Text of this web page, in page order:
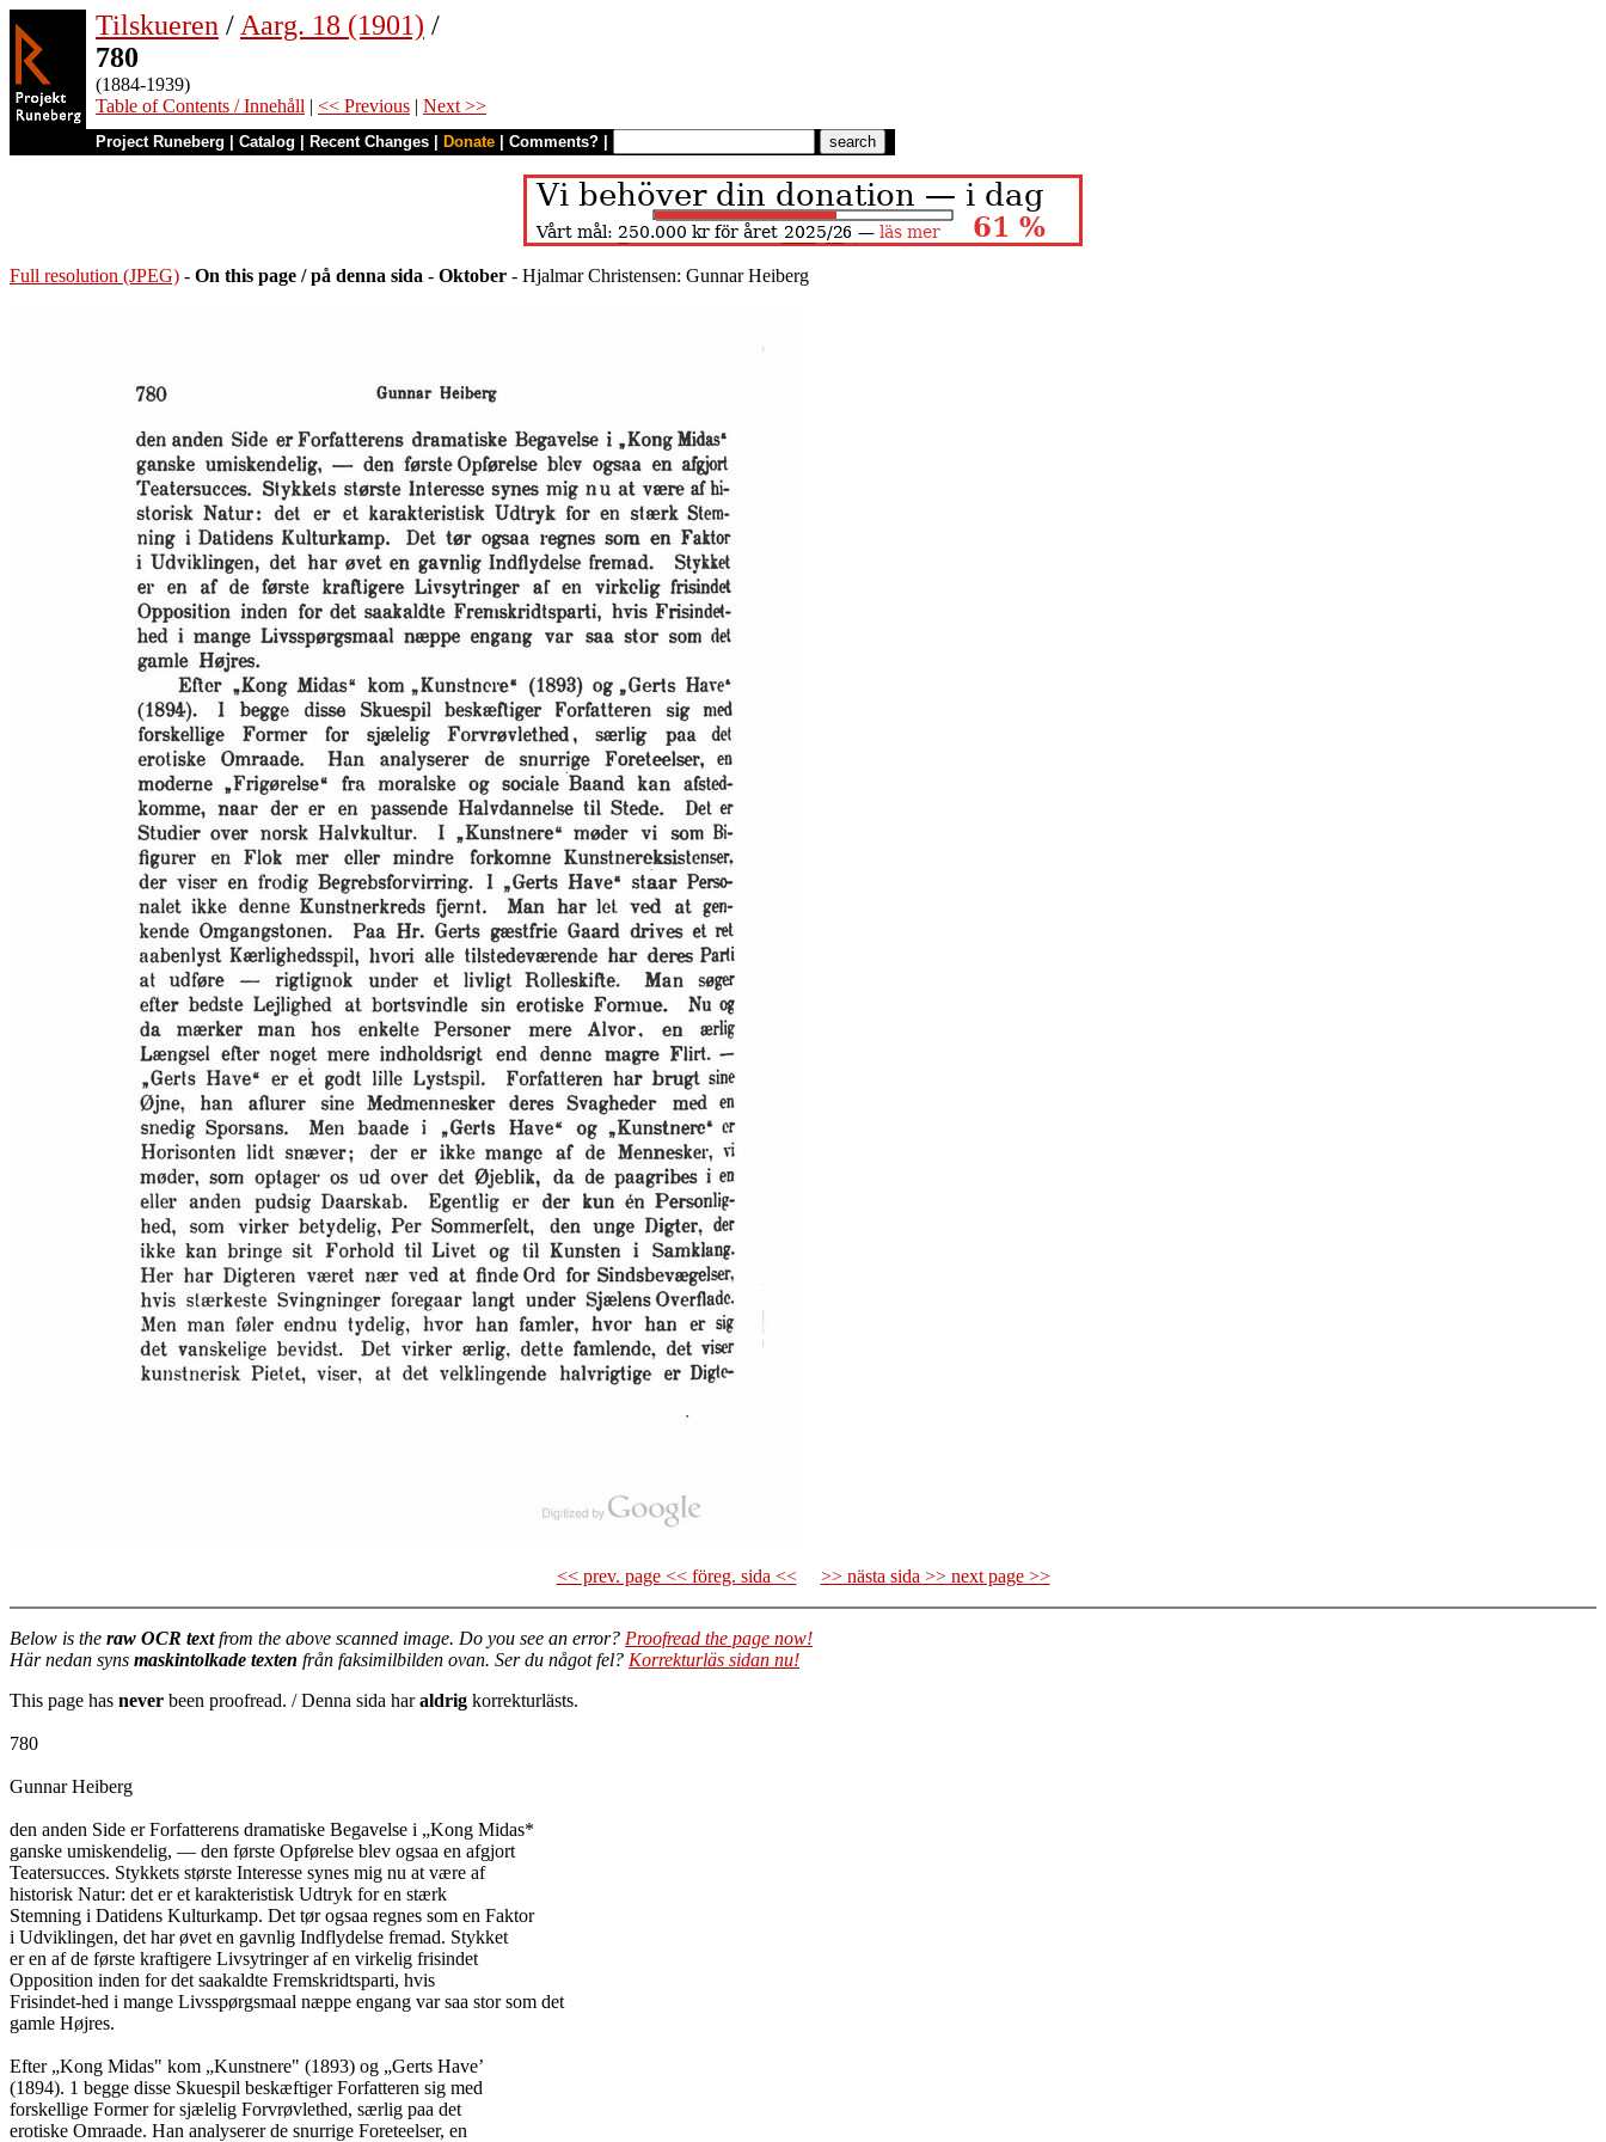
Tilskueren / Aarg. 18 (1901) /
780
(1884-1939)
Table of Contents / Innehåll | << Previous | Next >>
Project Runeberg Catalog Recent Changes Donate Comments?
Full resolution (JPEG) - On this page / på denna sida - Oktober - Hjalmar Christensen: Gunnar Heiberg
<< prev. page << föreg. sida << >> nästa sida >> next page >>
Below is the raw OCR textfrom the above scanned image. Do you see an error? Proofread the page now!
Här nedan syns maskintolkade texten från faksimilbilden ovan. Ser du något fel? Korrekturläs sidan nu!
This page has never been proofread. / Denna sida haraldrig korrekturlästs.
780
Gunnar Heiberg
den anden Side er Forfatterens dramatiske Begavelse i „Kong Midas*
ganske umiskendelig, — den første Opførelse blev ogsaa en afgjort
Teatersucces. Stykkets største Interesse synes mig nu at være af
historisk Natur: det er et karakteristisk Udtryk for en stærk
Stemning i Datidens Kulturkamp. Det tør ogsaa regnes som en Faktor
i Udviklingen, det har øvet en gavnlig Indflydelse fremad. Stykket
er en af de første kraftigere Livsytringer af en virkelig frisindet
Opposition inden for det saakaldte Fremskridtsparti, hvis
Frisindet-hed i mange Livsspørgsmaal næppe engang var saa stor som det
gamle Højres.
Efter „Kong Midas" kom „Kunstnere" (1893) og „Gerts Have’
(1894). 1 begge disse Skuespil beskæftiger Forfatteren sig med
forskellige Former for sjælelig Forvrøvlethed, særlig paa det
erotiske Omraade. Han analyserer de snurrige Foreteelser, en